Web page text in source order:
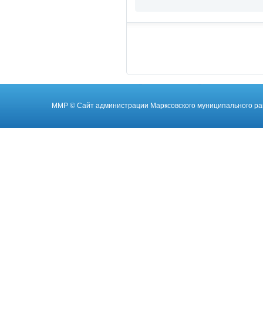
ММР © Cайт администрации Марксовского муниципального